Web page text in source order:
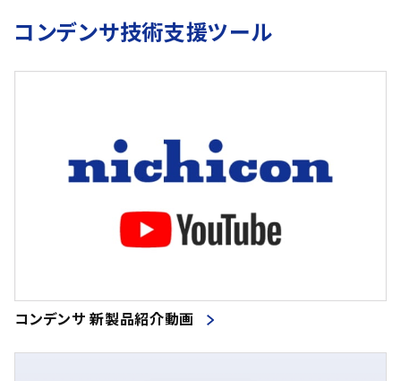
コンデンサ技術支援ツール
コンデンサ 新製品紹介動画